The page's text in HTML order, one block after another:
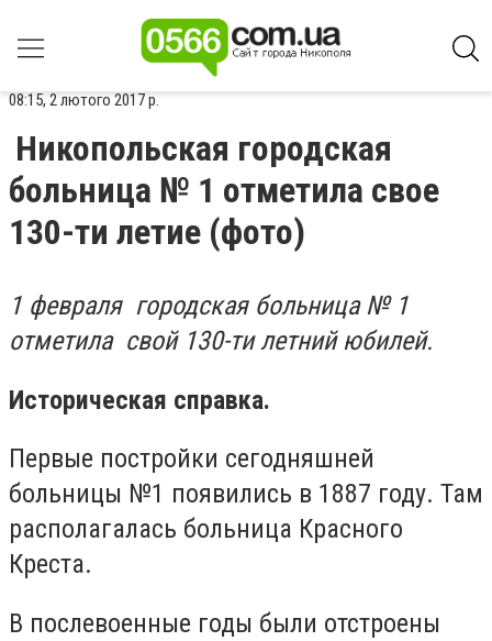
08:15, 2 лютого 2017 р.
Никопольская городская
больница № 1 отметила свое
130-ти летие (фото)
1 февраля городская больница № 1
отметила свой 130-ти летний юбилей.
Историческая справка.
Первые постройки сегодняшней
больницы №1 появились в 1887 году. Там
располагалась больница Красного
Креста.
В послевоенные годы были отстроены